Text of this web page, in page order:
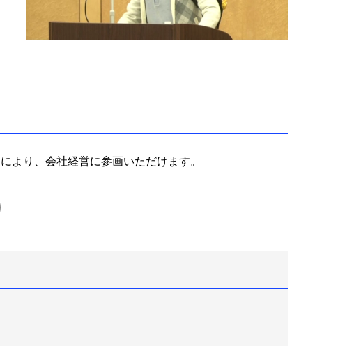
より、会社経営に参画いただけます。